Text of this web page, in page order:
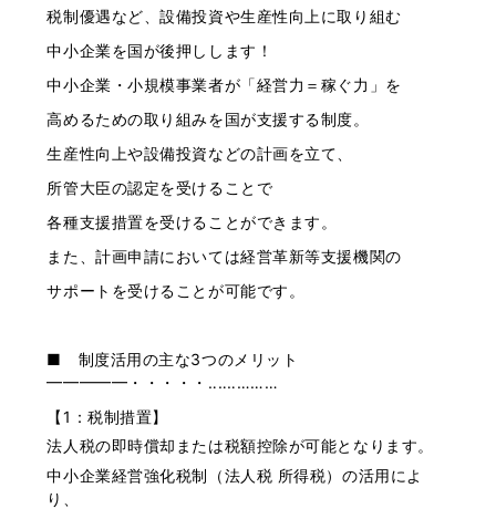
税制優遇など、設備投資や生産性向上に取り組む
中小企業を国が後押しします！
中小企業・小規模事業者が「経営力＝稼ぐ力」を
高めるための取り組みを国が支援する制度。
生産性向上や設備投資などの計画を立て、
所管大臣の認定を受けることで
各種支援措置を受けることができます。
また、計画申請においては経営革新等支援機関の
サポートを受けることが可能です。
■ 制度活用の主な3つのメリット
━━━━━・・・・・‥‥‥………
【1：税制措置】
法人税の即時償却または税額控除が可能となります。
中小企業経営強化税制（法人税 所得税）の活用によ
り、